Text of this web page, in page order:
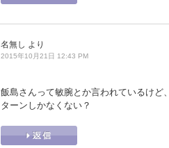
名無し より
2015年10月21日 12:43 PM
飯島さんって敏腕とか言われているけど
ターンしかなくない？